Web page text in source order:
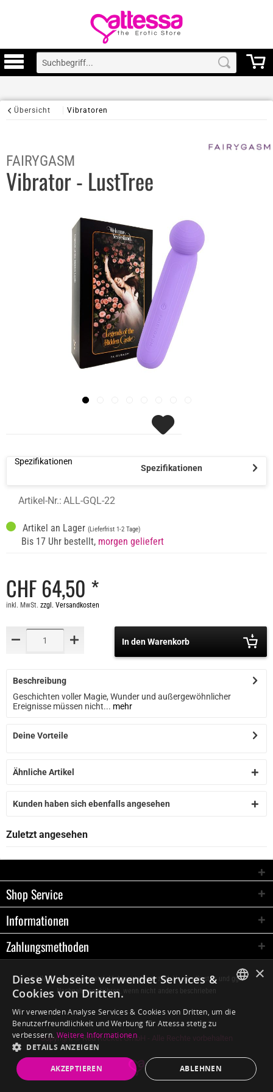
Übersicht Vibratoren
FAIRYGASM
Vibrator - LustTree
Spezifikationen
Spezifikationen
Artikel-Nr.: ALL-GQL-22
Artikel an Lager (Lieferfrist 1-2 Tage)
Bis 17 Uhr bestellt, morgen geliefert
CHF 64,50 *
inkl. MwSt. zzgl. Versandkosten
In den Warenkorb
Beschreibung
Geschichten voller Magie, Wunder und außergewöhnlicher
Ereignisse müssen nicht... mehr
Deine Vorteile
Ähnliche Artikel
Kunden haben sich ebenfalls angesehen
Zuletzt angesehen
Shop Service
Informationen
Zahlungsmethoden
* Alle Preise inkl. gesetzl. Mehrwertsteuer zzgl.Versandkostenund ggf.
Nachnahmegebühren, wenn nicht anders beschrieben
Copyright © Red Rocket GmbH - Alle Rechte vorbehalten
×
Diese Webseite verwendet Services &
Cookies von Dritten.
Wir verwenden Analyse Services & Cookies von Dritten, um die
Benutzerfreundlichkeit und Werbung für Attessa stetig zu
verbessern. Weitere Informationen
DETAILS ANZEIGEN
AKZEPTIEREN ABLEHNEN